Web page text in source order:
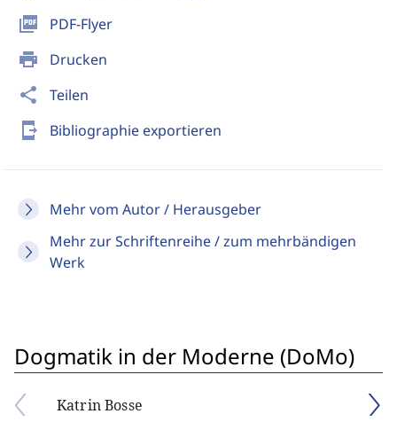
picture_as_pdf PDF-Flyer
print Drucken
share Teilen
send_to_mobile Bibliographie exportieren
Mehr vom Autor / Herausgeber
Mehr zur Schriftenreihe / zum mehrbändigen
Werk
Dogmatik in der Moderne (DoMo)
Katrin Bosse